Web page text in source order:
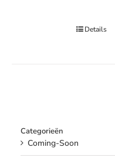
Details
Categorieën
Coming-Soon